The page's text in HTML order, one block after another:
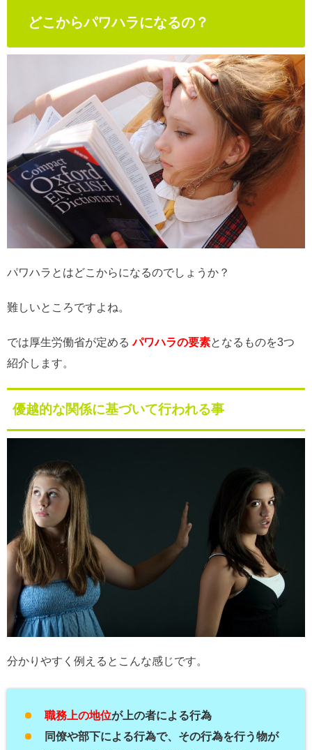
どこからパワハラになるの？
パワハラとはどこからになるのでしょうか？
難しいところですよね。
では厚生労働省が定める パワハラの要素となるものを3つ
紹介します。
優越的な関係に基づいて行われる事
分かりやすく例えるとこんな感じです。
職務上の地位が上の者による行為
同僚や部下による行為で、その行為を行う物が